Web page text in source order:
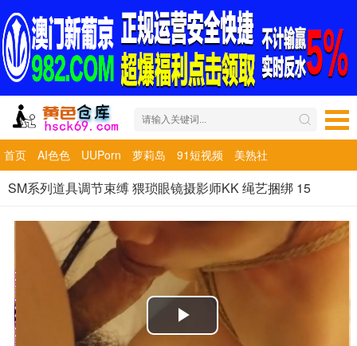
首页 AI色色 UUPorn 萝莉岛 91短视频 美熟社
SM系列道具调节束缚 猥琐眼镜摄影师KK 绳艺捆绑 15